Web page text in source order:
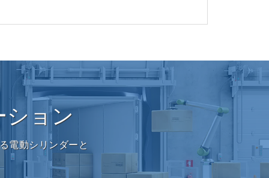
ション
電動シリンダーと